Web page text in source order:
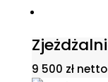
9 500 zł netto